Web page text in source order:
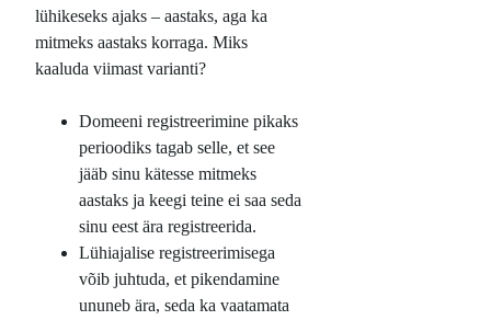
lühikeseks ajaks – aastaks, aga ka
mitmeks aastaks korraga. Miks
kaaluda viimast varianti?
Domeeni registreerimine pikaks
perioodiks tagab selle, et see
jääb sinu kätesse mitmeks
aastaks ja keegi teine ei saa seda
sinu eest ära registreerida.
Lühiajalise registreerimisega
võib juhtuda, et pikendamine
ununeb ära, seda ka vaatamata